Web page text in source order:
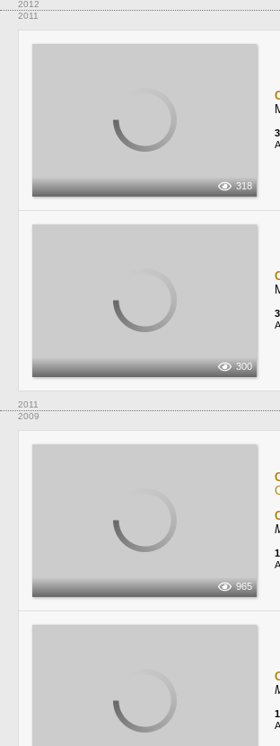
2012
2011
318
300
2011
2009
965